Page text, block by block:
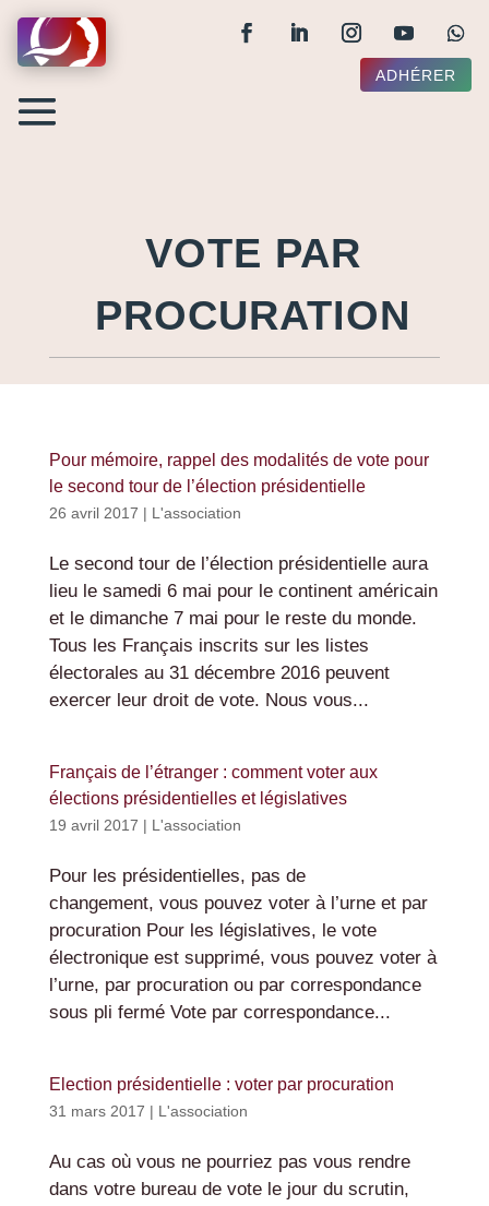
ADHÉRER
VOTE PAR
PROCURATION
Pour mémoire, rappel des modalités de vote pour
le second tour de l’élection présidentielle
26 avril 2017 | L'association
Le second tour de l’élection présidentielle aura
lieu le samedi 6 mai pour le continent américain
et le dimanche 7 mai pour le reste du monde.
Tous les Français inscrits sur les listes
électorales au 31 décembre 2016 peuvent
exercer leur droit de vote. Nous vous...
Français de l’étranger : comment voter aux
élections présidentielles et législatives
19 avril 2017 | L'association
Pour les présidentielles, pas de
changement, vous pouvez voter à l’urne et par
procuration Pour les législatives, le vote
électronique est supprimé, vous pouvez voter à
l’urne, par procuration ou par correspondance
sous pli fermé Vote par correspondance...
Election présidentielle : voter par procuration
31 mars 2017 | L'association
Au cas où vous ne pourriez pas vous rendre
dans votre bureau de vote le jour du scrutin,